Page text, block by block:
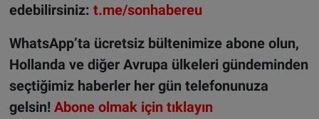
edebilirsiniz: t.me/sonhabereu
WhatsApp’ta ücretsiz bültenimize abone olun,
Hollanda ve diğer Avrupa ülkeleri gündeminden
seçtiğimiz haberler her gün telefonunuza
gelsin!Abone olmak için tıklayın